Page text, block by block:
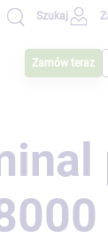
Szukaj
Zamów teraz